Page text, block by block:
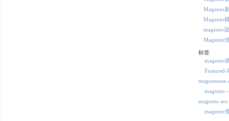
Magento
Magento
magento
Magento
标签
magento
Featured-
magento
magento seo
magento